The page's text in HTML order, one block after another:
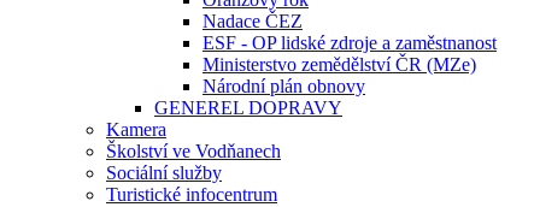
Nadace ČEZ
ESF - OP lidské zdroje a zaměstnanost
Ministerstvo zemědělství ČR (MZe)
Národní plán obnovy
GENEREL DOPRAVY
Kamera
Školství ve Vodňanech
Sociální služby
Turistické infocentrum